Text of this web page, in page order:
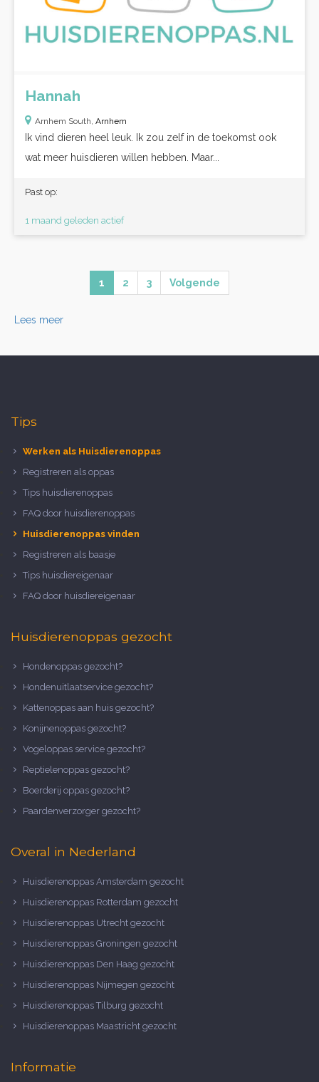
Hannah
Arnhem South, Arnhem
Ik vind dieren heel leuk. Ik zou zelf in de toekomst ook
wat meer huisdieren willen hebben. Maar...
Past op:
1 maand geleden actief
1 2 3 Volgende
Lees meer
Tips
Werken als Huisdierenoppas
Registreren als oppas
Tips huisdierenoppas
FAQ door huisdierenoppas
Huisdierenoppas vinden
Registreren als baasje
Tips huisdiereigenaar
FAQ door huisdiereigenaar
Huisdierenoppas gezocht
Hondenoppas gezocht?
Hondenuitlaatservice gezocht?
Kattenoppas aan huis gezocht?
Konijnenoppas gezocht?
Vogeloppas service gezocht?
Reptielenoppas gezocht?
Boerderij oppas gezocht?
Paardenverzorger gezocht?
Overal in Nederland
Huisdierenoppas Amsterdam gezocht
Huisdierenoppas Rotterdam gezocht
Huisdierenoppas Utrecht gezocht
Huisdierenoppas Groningen gezocht
Huisdierenoppas Den Haag gezocht
Huisdierenoppas Nijmegen gezocht
Huisdierenoppas Tilburg gezocht
Huisdierenoppas Maastricht gezocht
Informatie